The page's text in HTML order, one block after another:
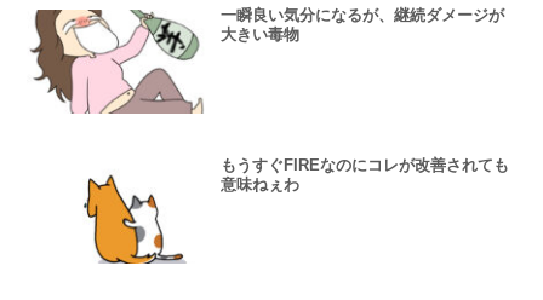
一瞬良い気分になるが、継続ダメージが
大きい毒物
もうすぐFIREなのにコレが改善されても
意味ねぇわ